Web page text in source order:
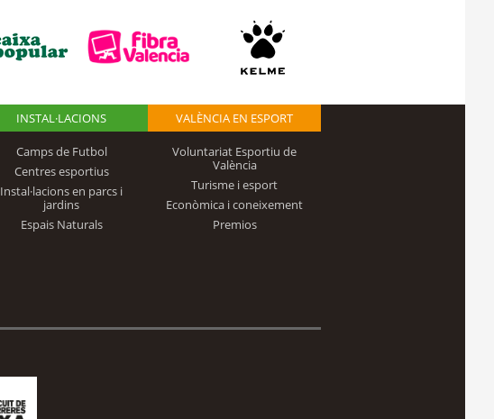
INSTAL·LACIONS
Camps de Futbol
Centres esportius
Instal·lacions en parcs i
jardins
Espais Naturals
VALÈNCIA EN ESPORT
Voluntariat Esportiu de
València
Turisme i esport
Econòmica i coneixement
Premios